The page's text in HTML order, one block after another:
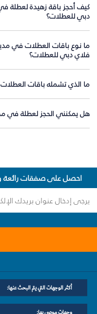
كيف أحجز باقة زهيدة لعطلة
دبي للعطلات؟
ما نوع باقات العطلات في
فلاي دبي للعطلات؟
ما الذي تشمله باقات
هل يمكنني الحجز لعطلة في
احصل على صفقات رائعة
أكثر الوجهات التي يتم البحث عنها:
وجهات موصى بها: